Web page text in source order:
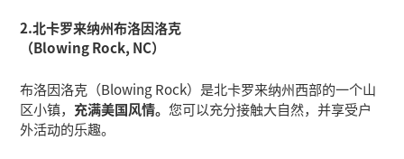
2.北卡罗来纳州布洛因洛克
（Blowing Rock, NC）
布洛因洛克（Blowing Rock）是北卡罗来纳州西部的一个山
区小镇， 充满美国风情。您可以充分接触大自然，并享受户
外活动的乐趣。